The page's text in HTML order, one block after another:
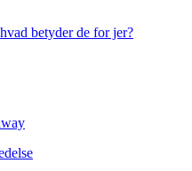
betyder de for jer?